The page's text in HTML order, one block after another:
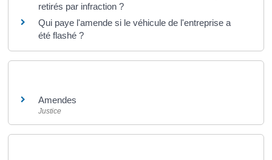
retirés par infraction ?
Qui paye l'amende si le véhicule de l'entreprise a
été flashé ?
Amendes
Justice